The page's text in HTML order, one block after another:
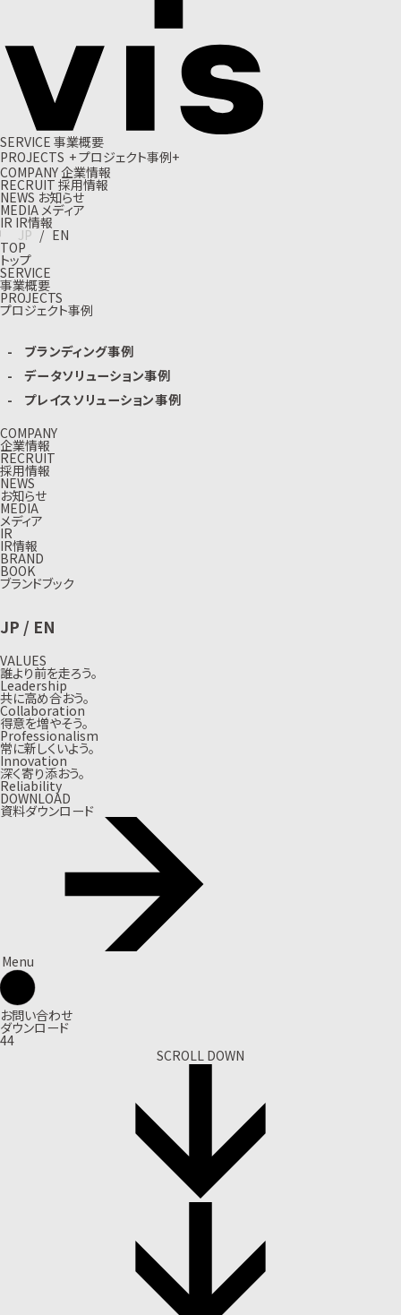
SERVICE 事業概要
PROJECTS +プロジェクト事例+
COMPANY企業情報
RECRUIT 採用情報
NEWS お知らせ
MEDIA メディア
IR IR情報
JP / EN
TOP
トップ
SERVICE
事業概要
PROJECTS
プロジェクト事例
ブランディング事例
データソリューション事例
プレイスソリューション事例
COMPANY
企業情報
RECRUIT
採用情報
NEWS
お知らせ
MEDIA
メディア
IR
IR情報
BRAND
BOOK
ブランドブック
JP / EN
VALUES
誰より前を走ろう。
Leadership
共に高め合おう。
Collaboration
得意を増やそう。
Professionalism
常に新しくいよう。
Innovation
深く寄り添おう。
Reliability
DOWNLOAD
資料ダウンロード
Menu
お問い合わせ
ダウンロード
44
SCROLL DOWN